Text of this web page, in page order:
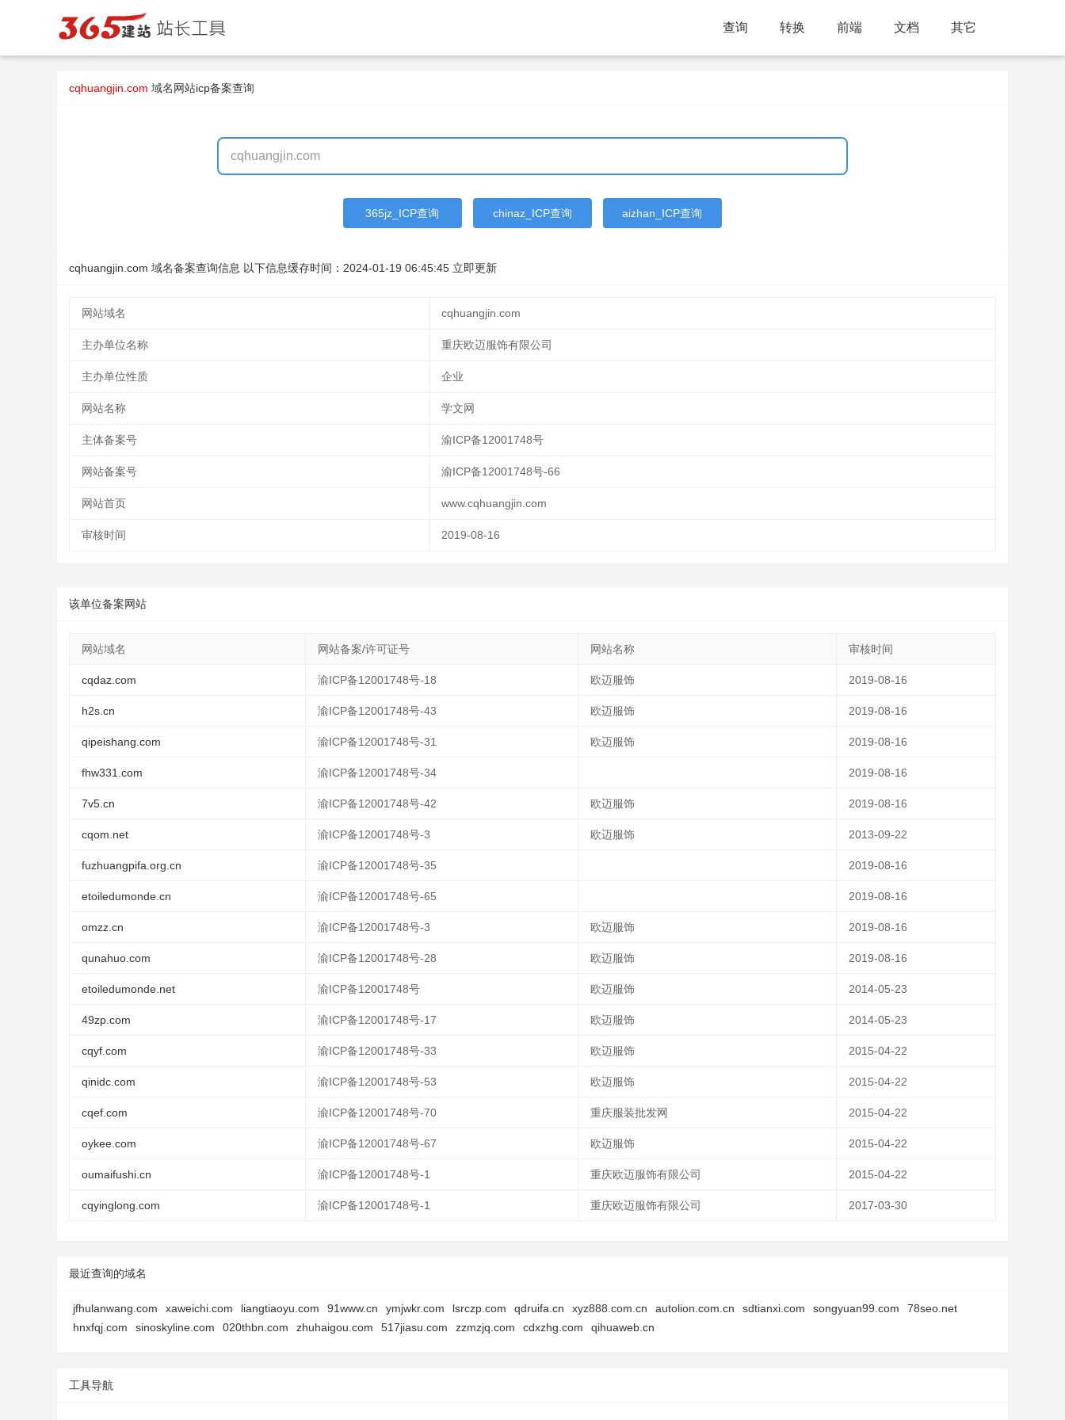
查询 转换 前端 文档 其它
cqhuangjin.com 域名网站icp备案查询
365jz_ICP查询 chinaz_ICP查询 aizhan_ICP查询
cqhuangjin.com 域名备案查询信息 以下信息缓存时间： 2024-01-19 06:45:45 立即更新
网站域名 cqhuangjin.com
主办单位名称 重庆欧迈服饰有限公司
主办单位性质 企业
网站名称 学文网
主体备案号 渝ICP备12001748号
网站备案号 渝ICP备12001748号-66
网站首页 www.cqhuangjin.com
审核时间 2019-08-16
该单位备案网站
网站域名 网站备案/许可证号 网站名称 审核时间
cqdaz.com 渝ICP备12001748号-18 欧迈服饰 2019-08-16
h2s.cn 渝ICP备12001748号-43 欧迈服饰 2019-08-16
qipeishang.com 渝ICP备12001748号-31 欧迈服饰 2019-08-16
fhw331.com 渝ICP备12001748号-34 2019-08-16
7v5.cn 渝ICP备12001748号-42 欧迈服饰 2019-08-16
cqom.net 渝ICP备12001748号-3 欧迈服饰 2013-09-22
fuzhuangpifa.org.cn 渝ICP备12001748号-35 2019-08-16
etoiledumonde.cn 渝ICP备12001748号-65 2019-08-16
omzz.cn 渝ICP备12001748号-3 欧迈服饰 2019-08-16
qunahuo.com 渝ICP备12001748号-28 欧迈服饰 2019-08-16
etoiledumonde.net 渝ICP备12001748号 欧迈服饰 2014-05-23
49zp.com 渝ICP备12001748号-17 欧迈服饰 2014-05-23
cqyf.com 渝ICP备12001748号-33 欧迈服饰 2015-04-22
qinidc.com 渝ICP备12001748号-53 欧迈服饰 2015-04-22
cqef.com 渝ICP备12001748号-70 重庆服装批发网 2015-04-22
oykee.com 渝ICP备12001748号-67 欧迈服饰 2015-04-22
oumaifushi.cn 渝ICP备12001748号-1 重庆欧迈服饰有限公司 2015-04-22
cqyinglong.com 渝ICP备12001748号-1 重庆欧迈服饰有限公司 2017-03-30
最近查询的域名
jfhulanwang.com xaweichi.com liangtiaoyu.com 91www.cn ymjwkr.com lsrczp.com qdruifa.cn xyz888.com.cn autolion.com.cn sdtianxi.com songyuan99.com
78seo.net
hnxfqj.com
sinoskyline.com 020thbn.com zhuhaigou.com 517jiasu.com zzmzjq.com cdxzhg.com qihuaweb.cn
工具导航